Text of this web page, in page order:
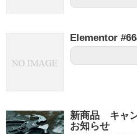
Elementor
新商品 キャ
お知らせ